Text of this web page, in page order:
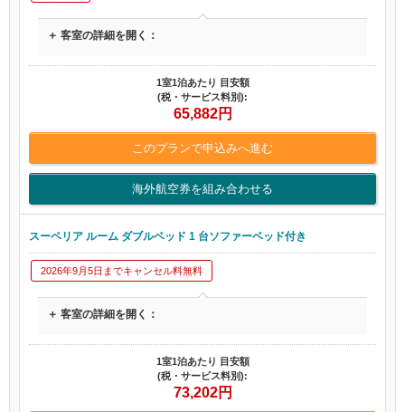
＋ 客室の詳細を開く：
1室1泊あたり 目安額
(税・サービス料別):
65,882円
このプランで申込みへ進む
海外航空券を組み合わせる
スーペリア ルーム ダブルベッド 1 台ソファーベッド付き
2026年9月5日までキャンセル料無料
＋ 客室の詳細を開く：
1室1泊あたり 目安額
(税・サービス料別):
73,202円